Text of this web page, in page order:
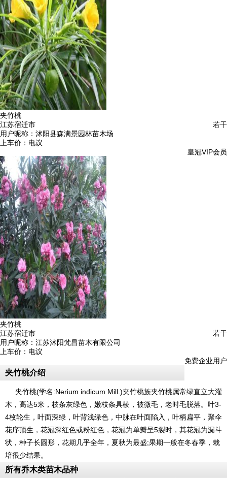
夹竹桃
若干
江苏宿迁市
用户昵称： 沭阳县森满景园林苗木场
上车价： 电议
皇冠VIP会员
夹竹桃
若干
江苏宿迁市
用户昵称： 江苏沭阳梵昌苗木有限公司
上车价： 电议
免费企业用户
夹竹桃介绍
夹竹桃(学名:Nerium indicum Mill.)夹竹桃族夹竹桃属常绿直立大灌
木，高达5米，枝条灰绿色，嫩枝条具棱，被微毛，老时毛脱落。叶3-
4枚轮生，叶面深绿，叶背浅绿色，中脉在叶面陷入，叶柄扁平，聚伞
花序顶生，花冠深红色或粉红色，花冠为单瓣呈5裂时，其花冠为漏斗
状，种子长圆形，花期几乎全年，夏秋为最盛;果期一般在冬春季，栽
培很少结果。
中国各省区有栽培，尤以中国南方为多，常在公园、风景区、道路
所有乔木类苗木品种